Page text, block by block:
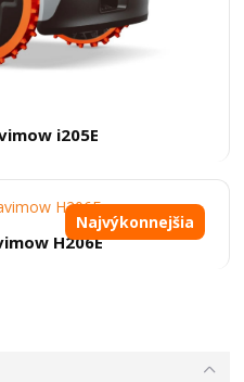
i205E
Najvýkonnejšia
H206E